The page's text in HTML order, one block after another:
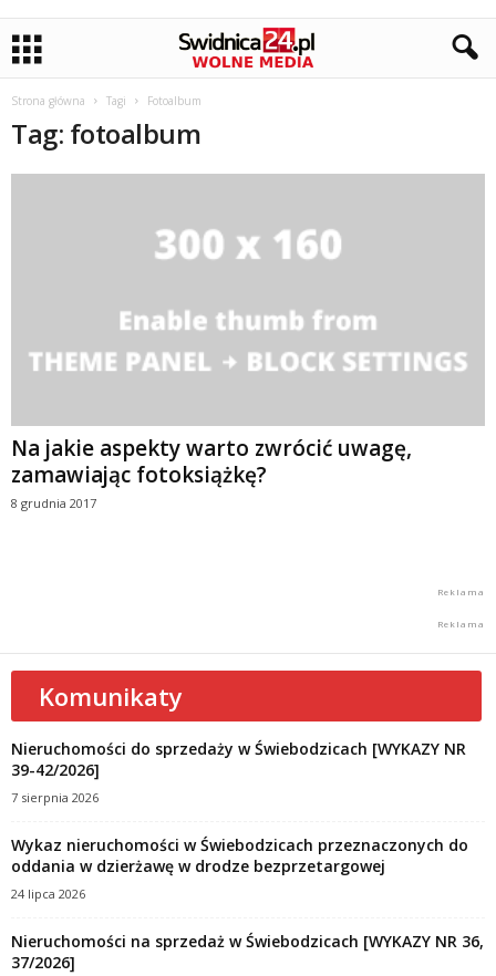
Strona główna Tagi Fotoalbum
Tag: fotoalbum
Na jakie aspekty warto zwrócić uwagę,
zamawiając fotoksiążkę?
8 grudnia 2017
Komunikaty
Nieruchomości do sprzedaży w Świebodzicach [WYKAZY NR
39-42/2026]
7 sierpnia 2026
Wykaz nieruchomości w Świebodzicach przeznaczonych do
oddania w dzierżawę w drodze bezprzetargowej
24 lipca 2026
Nieruchomości na sprzedaż w Świebodzicach [WYKAZY NR 36,
37/2026]